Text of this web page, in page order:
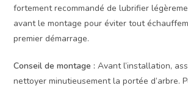
fortement recommandé de lubrifier
avant le montage pour éviter tout
premier démarrage.
Conseil de montage : Avant l’installation,
nettoyer minutieusement la portée d’arbre.